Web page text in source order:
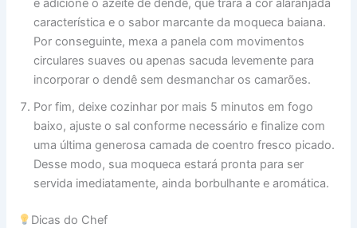
e adicione o azeite de dendê, que trará a cor alaranjada
característica e o sabor marcante da moqueca baiana.
Por conseguinte, mexa a panela com movimentos
circulares suaves ou apenas sacuda levemente para
incorporar o dendê sem desmanchar os camarões.
Por fim, deixe cozinhar por mais 5 minutos em fogo
baixo, ajuste o sal conforme necessário e finalize com
uma última generosa camada de coentro fresco picado.
Desse modo, sua moqueca estará pronta para ser
servida imediatamente, ainda borbulhante e aromática.
Dicas do Chef